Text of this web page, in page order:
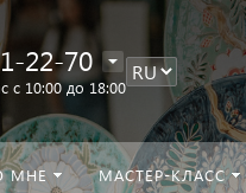
22-70
с 10:00 до 18:00
МНЕ МАСТЕР-КЛАСС